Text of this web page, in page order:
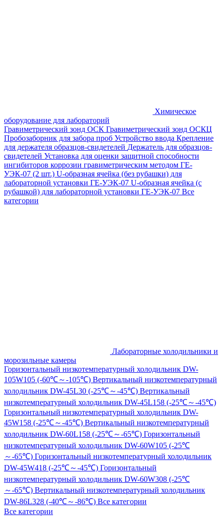
Химическое
оборудование для лабораторий
Гравиметрический зонд ОСК Гравиметрический зонд ОСКЦ
Пробозаборник для забора проб Устройство ввода Крепление
для держателя образцов-свидетелей Держатель для образцов-
свидетелей Установка для оценки защитной способности
ингибиторов коррозии гравиметрическим методом ГЕ-
УЭК-07 (2 шт.) U-образная ячейка (без рубашки) для
лабораторной установки ГЕ-УЭК-07 U-образная ячейка (с
рубашкой) для лабораторной установки ГЕ-УЭК-07 Все
категории
Лабораторные холодильники и
морозильные камеры
Горизонтальный низкотемпературный холодильник DW-
105W105 (-60℃～-105℃) Вертикальный низкотемпературный
холодильник DW-45L30 (-25℃～-45℃) Вертикальный
низкотемпературный холодильник DW-45L158 (-25℃～-45℃)
Горизонтальный низкотемпературный холодильник DW-
45W158 (-25℃～-45℃) Вертикальный низкотемпературный
холодильник DW-60L158 (-25℃～-65℃) Горизонтальный
низкотемпературный холодильник DW-60W105 (-25℃
～-65℃) Горизонтальный низкотемпературный холодильник
DW-45W418 (-25℃～-45℃) Горизонтальный
низкотемпературный холодильник DW-60W308 (-25℃
～-65℃) Вертикальный низкотемпературный холодильник
DW-86L328 (-40℃～-86℃) Все категории
Все категории